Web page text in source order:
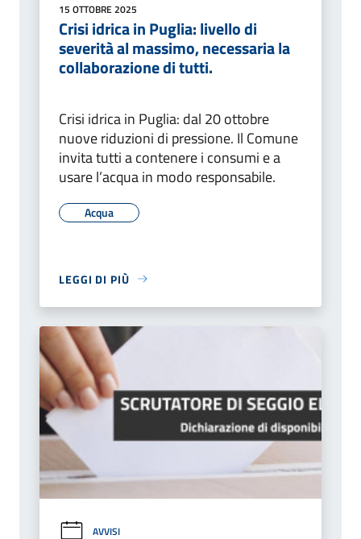
15 OTTOBRE 2025
Crisi idrica in Puglia: livello di
severità al massimo, necessaria la
collaborazione di tutti.
Crisi idrica in Puglia: dal 20 ottobre
nuove riduzioni di pressione. Il Comune
invita tutti a contenere i consumi e a
usare l’acqua in modo responsabile.
Acqua
LEGGI DI PIÙ
AVVISI